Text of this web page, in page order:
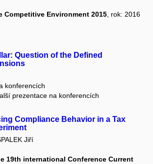
Competitive Environment 2015 , rok: 2016
Question of the Defined
konferencích
prezentace na konferencích
Compliance Behavior in a Tax
Jiří
19th international Conference Current